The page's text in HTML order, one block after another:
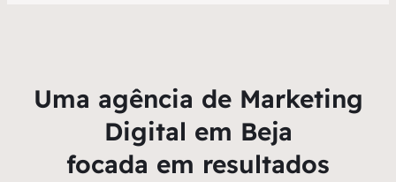
Uma agência de Marketing
Digital em Beja
focada em resultados